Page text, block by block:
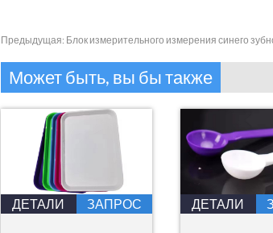
Предыдущая: Блок измерительного измерения синего
Может быть, вы бы также
ДЕТАЛИ ЗАПРОС ДЕТАЛИ